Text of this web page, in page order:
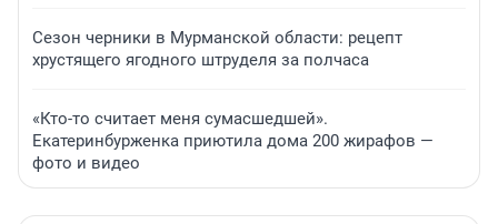
Сезон черники в Мурманской области: рецепт
хрустящего ягодного штруделя за полчаса
«Кто-то считает меня сумасшедшей».
Екатеринбурженка приютила дома 200 жирафов —
фото и видео